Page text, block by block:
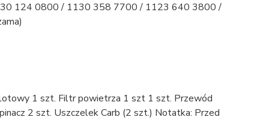
124 0800 / 1130 358 7700 / 1123 640 3800 /
1 szt. Filtr powietrza 1 szt 1 szt. Przewód
2 szt. Uszczelek Carb (2 szt.) Notatka: Przed